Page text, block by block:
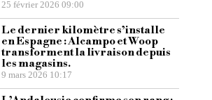
25 février 2026 09:00
Le dernier kilomètre s’installe
en Espagne : Alcampo et Woop
transforment la livraison depuis
les magasins.
9 mars 2026 10:17